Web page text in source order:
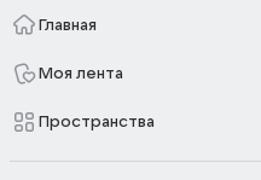
Главная
Моя лента
Пространства